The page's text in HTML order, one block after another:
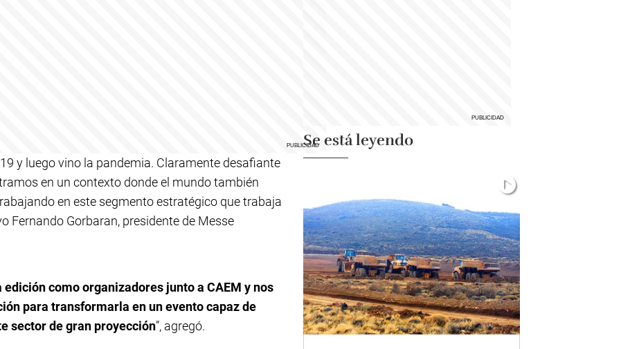
y luego vino la pandemia. Claramente desafiante
en un contexto donde el mundo también
en este segmento estratégico que trabaja
Fernando Gorbaran, presidente de Messe
como organizadores junto a CAEM y nos
para transformarla en un evento capaz de
sector de gran proyección”, agregó.
Se está leyendo